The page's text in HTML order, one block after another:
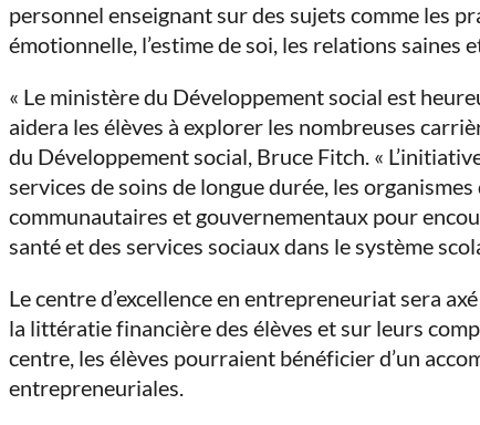
personnel enseignant sur des sujets comme les
émotionnelle, l’estime de soi, les relations saines
« Le ministère du Développement social est
aidera les élèves à explorer les nombreuses
du Développement social, Bruce Fitch. «
services de soins de longue durée, les
communautaires et gouvernementaux pour
santé et des services sociaux dans le système
Le centre d’excellence en entrepreneuriat sera
la littératie financière des élèves et sur leurs
centre, les élèves pourraient bénéficier d’un
entrepreneuriales.